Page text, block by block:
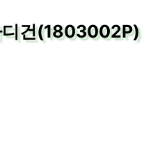
디건(1803002P)